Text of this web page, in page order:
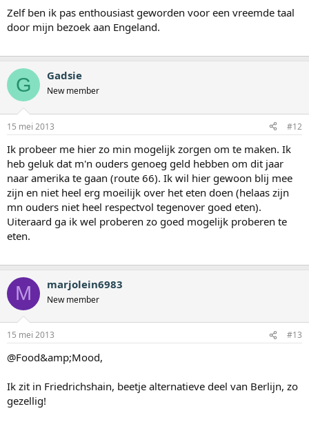
Zelf ben ik pas enthousiast geworden voor een vreemde taal
door mijn bezoek aan Engeland.
G Gadsie
New member
15 mei 2013 #12
Ik probeer me hier zo min mogelijk zorgen om te maken. Ik
heb geluk dat m'n ouders genoeg geld hebben om dit jaar
naar amerika te gaan (route 66). Ik wil hier gewoon blij mee
zijn en niet heel erg moeilijk over het eten doen (helaas zijn
mn ouders niet heel respectvol tegenover goed eten).
Uiteraard ga ik wel proberen zo goed mogelijk proberen te
eten.
M marjolein6983
New member
15 mei 2013 #13
@Food&amp;Mood,
Ik zit in Friedrichshain, beetje alternatieve deel van Berlijn, zo
gezellig!